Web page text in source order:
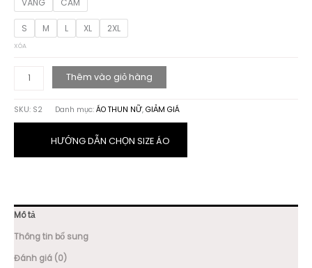
VÀNG
CAM
S M L XL 2XL
XÓA
TIẾT
Ô
Thêm vào giỏ hàng
SKU: S2 Danh mục: ÁO THUN NỮ, GIẢM GIÁ
HƯỚNG DẪN CHỌN SIZE ÁO
Mô tả
Thông tin bổ sung
Đánh giá (0)